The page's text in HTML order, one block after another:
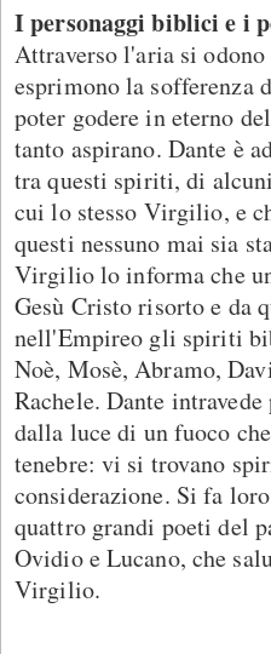
I personaggi biblici e i
Attraverso l'aria si
esprimono la sofferenza
poter godere in eterno
tanto aspirano. Dante è
tra questi spiriti, di
cui lo stesso Virgilio, e
questi nessuno mai sia
Virgilio lo informa che
Gesù Cristo risorto e da
nell'Empireo gli spiriti
Noè, Mosè, Abramo,
Rachele. Dante
dalla luce di un fuoco
tenebre: vi si trovano
considerazione. Si fa
quattro grandi poeti del
Ovidio e Lucano, che
Virgilio.